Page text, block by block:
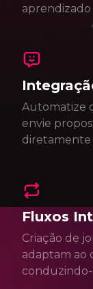
Automatize
envie
diretamente
Fluxos
Criação de
adaptam ao
conduzindo-